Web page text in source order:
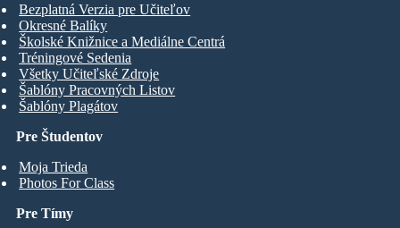
Pre Študentov
Moja Trieda
Photos For Class
Bezplatná Verzia pre Učiteľov
Okresné Balíky
Školské Knižnice a Mediálne Centrá
Tréningové Sedenia
Všetky Učiteľské Zdroje
Šablóny Pracovných Listov
Šablóny Plagátov
Pre Tímy